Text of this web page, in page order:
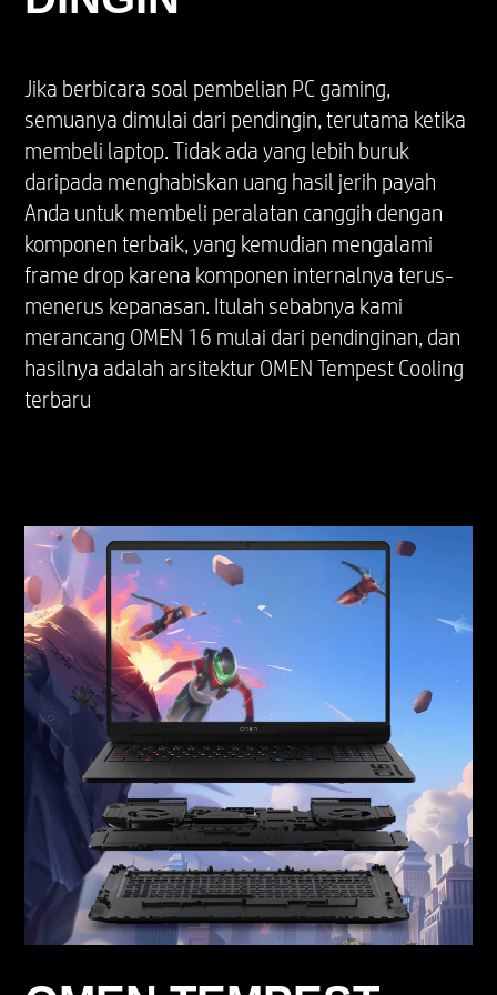
lunak Anda. Penomoran AMD bukanlah ukuran
beda, tergantung perangkat keras, perangkat
lunak, dan seluruh konfigurasi sistem.
*Fitur dan perangkat lunak yang memerlukan
NPU dapat memerlukan pembelian, langganan,
atau pengaktifan perangkat lunak oleh
penyedia perangkat lunak atau platform.
Perangkat lunak pihak ketiga juga dapat
memiliki persyaratan konfigurasi atau
kompatibilitas khusus. Potensi kinerja inferensi
NPU berbeda-beda sesuai dengan penggunaan,
konfigurasi, perangkat lunak, dan faktor-faktor
lainnya.
GPU Laptop hingga NVIDIA® GeForce RTX™
5070 (GDDR7 8 GB dedicated)
MEMORI
DDR5-5.600 MT/dtk hingga 32 GB (2 x 16 GB)
SLOT MEMORI
PENYIMPANAN
SSD M.2 PCIe® Gen4 NVMe™ Performance
Jika berbicara soal pembelian PC gaming,
semuanya dimulai dari pendingin, terutama ketika
membeli laptop. Tidak ada yang lebih buruk
daripada menghabiskan uang hasil jerih payah
Anda untuk membeli peralatan canggih dengan
komponen terbaik, yang kemudian mengalami
frame drop karena komponen internalnya terus-
menerus kepanasan. Itulah sebabnya kami
merancang OMEN 16 mulai dari pendinginan, dan
hasilnya adalah arsitektur OMEN Tempest Cooling
terbaru